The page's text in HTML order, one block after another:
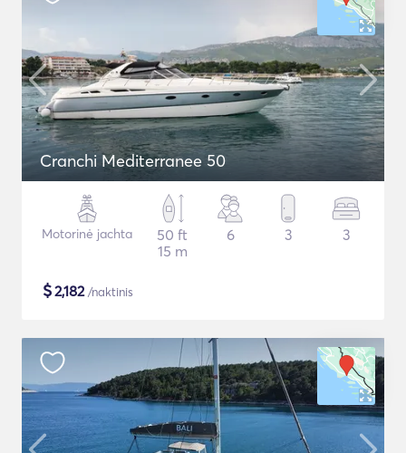
Cranchi Mediterranee 50
Motorinė jachta
50 ft
15 m
6 3 3
$2,182/naktinis